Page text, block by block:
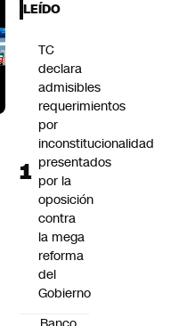
LEÍDO
TC
declara
admisibles
requerimientos
por
inconstitucionalidad
presentados
por la
oposición
contra
la mega
reforma
del
Gobierno